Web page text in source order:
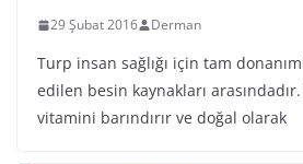
29 Şubat 2016 Derman
Turp insan sağlığı için tam
edilen besin kaynakları
vitamini barındırır ve doğal olarak